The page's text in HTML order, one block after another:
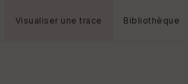
Visualiser une trace Bibliothèque